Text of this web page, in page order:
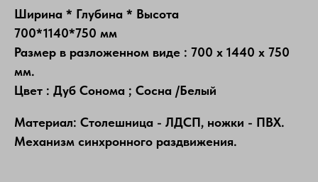
Ширина * Глубина * Высота
700*1140*750 мм
Размер в разложенном виде : 700 х 1440 х 750
мм.
Цвет : Дуб Сонома ; Сосна /Белый
Материал: Столешница - ЛДСП, ножки - ПВХ.
Механизм синхронного раздвижения.